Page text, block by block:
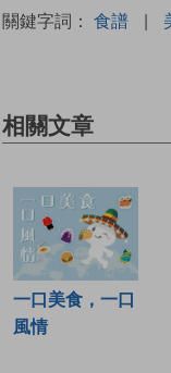
關鍵字詞： 食譜 |
相關文章
一口美食，一口
風情